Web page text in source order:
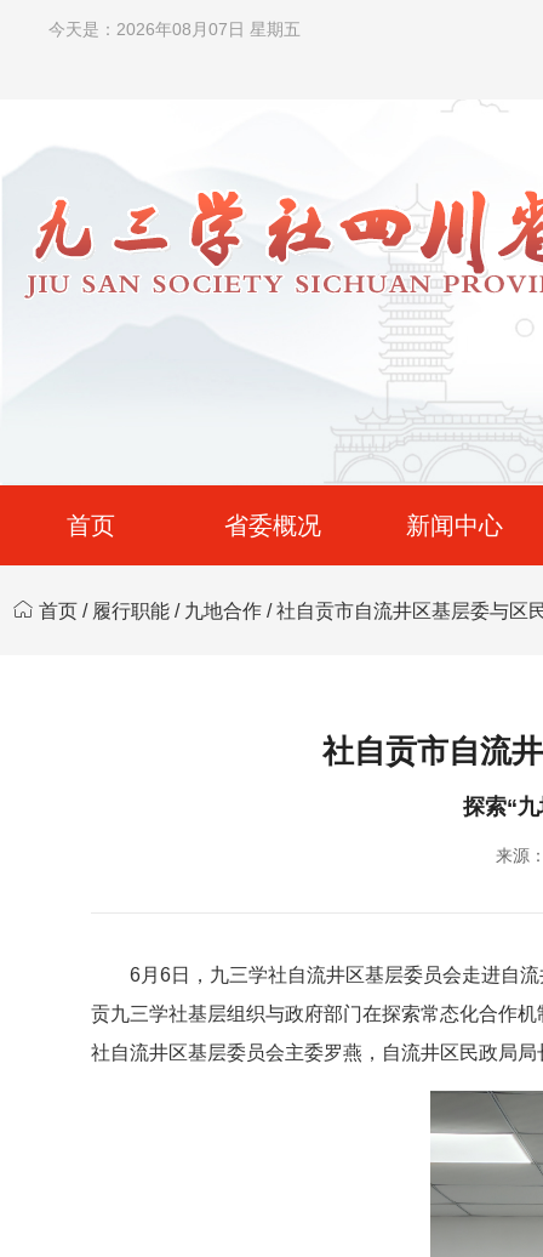
今天是：2026年08月07日 星期五
首页 省委概况 新闻中心
首页 / 履行职能 / 九地合作 / 社自贡市自流井区基层委与区
社自贡市自流
探索“
来源
6月6日，九三学社自流井区基层委员会走进自
贡九三学社基层组织与政府部门在探索常态化合作
社自流井区基层委员会主委罗燕，自流井区民政局